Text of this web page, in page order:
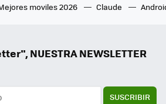
moviles 2026 Claude
NUESTRA NEWSLETTER
SUSCRIBIR